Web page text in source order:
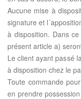
Aucune mise à
signature et
à disposition. Dans
présent article a)
Le client ayant passé
à disposition chez le
Toute commande
en prendre